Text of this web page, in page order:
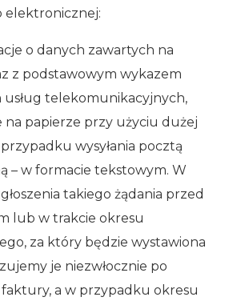
elektronicznej:
o danych zawartych na
z podstawowym wykazem
telekomunikacyjnych,
na papierze przy użyciu dużej
wysyłania pocztą
– w formacie tekstowym. W
takiego żądania przed
lub w trakcie okresu
za który będzie wystawiona
je niezwłocznie po
a w przypadku okresu